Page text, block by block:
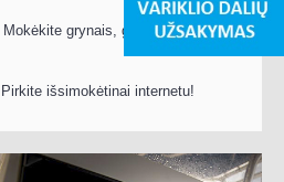
Mokėkite grynais, gavę prekes
Pirkite išsimokėtinai internetu!